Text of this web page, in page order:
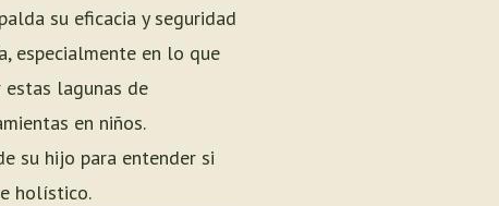
su eficacia y seguridad
especialmente en lo que
lagunas de
en niños.
su hijo para entender si
holístico.